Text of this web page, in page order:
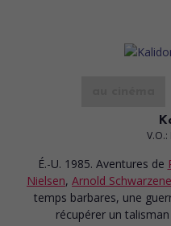
V.O.:
É.-U. 1985. Aventures de
Nielsen, Arnold
temps barbares, une
récupérer un